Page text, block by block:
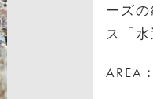
ーズ
ス「
AREA